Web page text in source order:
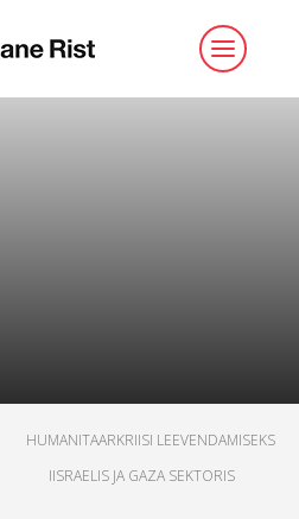
HUMANITAARKRIISI LEEVENDAMISEKS
IISRAELIS JA GAZA SEKTORIS